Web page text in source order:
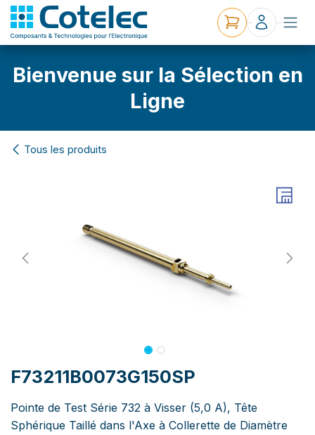
Bienvenue sur la Sélection en
Ligne
Tous les produits
F73211B0073G150SP
Pointe de Test Série 732 à Visser (5,0 A), Tête
Sphérique Taillé dans l'Axe à Collerette de Diamètre